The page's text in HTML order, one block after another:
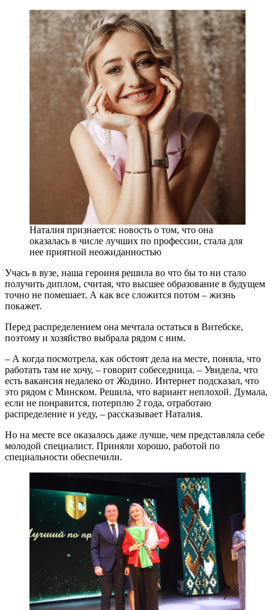
Наталия признается: новость о том, что она
оказалась в числе лучших по профессии, стала для
нее приятной неожиданностью
Учась в вузе, наша героиня решила во что бы то ни стало
получить диплом, считая, что высшее образование в будущем
точно не помешает. А как все сложится потом – жизнь
покажет.
Перед распределением она мечтала остаться в Витебске,
поэтому и хозяйство выбрала рядом с ним.
– А когда посмотрела, как обстоят дела на месте, поняла, что
работать там не хочу, – говорит собеседница. – Увидела, что
есть вакансия недалеко от Жодино. Интернет подсказал, что
это рядом с Минском. Решила, что вариант неплохой. Думала,
если не понравится, потерплю 2 года, отработаю
распределение и уеду, – рассказывает Наталия.
Но на месте все оказалось даже лучше, чем представляла себе
молодой специалист. Приняли хорошо, работой по
специальности обеспечили.